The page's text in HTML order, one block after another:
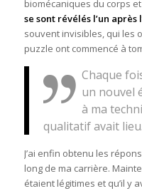
biomécaniques du corps
se sont révélés l’un après
souvent invisibles, qui les
puzzle ont commencé à
Chaque
un nouvel
à ma
qualitatif avait lieu.
J’ai enfin obtenu les
long de ma carrière.
étaient légitimes et qu’il y